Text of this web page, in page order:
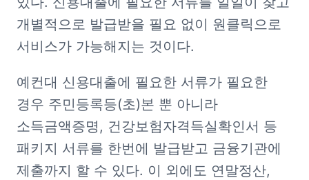
개별적으로 발급받을 필요 없이 원클릭으로
서비스가 가능해지는 것이다.
예컨대 신용대출에 필요한 서류가 필요한
경우 주민등록등(초)본 뿐 아니라
소득금액증명, 건강보험자격득실확인서 등
패키지 서류를 한번에 발급받고 금융기관에
제출까지 할 수 있다. 이 외에도 연말정산,